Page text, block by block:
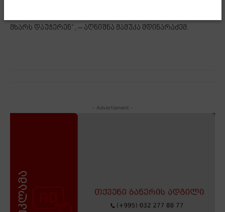
მხარს დაუჭერენ“, – აღნიშნა მამუკა მდინარაძემ.
- Advertisment -